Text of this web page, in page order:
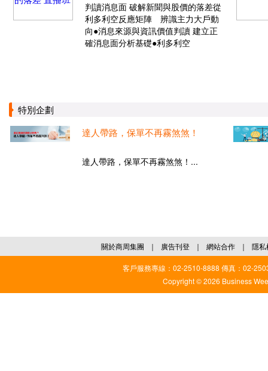
判讀消息面 破解新聞與股價的落差從
利多利空反應矩陣 辨識主力大戶動
向●消息來源與資訊價值判讀 建立正
確消息面分析基礎●利多利空
特別企劃
達人帶路，保單不再霧煞煞！
達人帶路，保單不再霧煞煞！...
關於商周集團 ｜ 廣告刊登 ｜ 網站合作 ｜ 隱私
客戶服務專線：02-2510-8888 傳真：02-
Copyright © 2026 Business